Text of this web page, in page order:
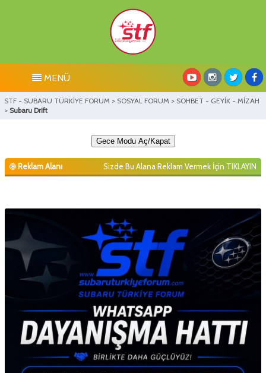
MENÜ
STF - SUBARU TÜRKİYE FORUM > SOSYAL FORUM > SOHBET - GEYİK - MİZAH
> Subaru Drift
Gece Modu Aç/Kapat
Reklam Alanı Sizde Bu Alana Reklam Vermek İçin TIKLAYIN